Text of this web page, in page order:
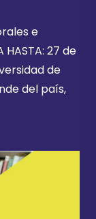
e
27 de
de
del país,